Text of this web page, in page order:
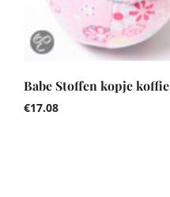
Babe Stoffen kopje koffie
€17.08